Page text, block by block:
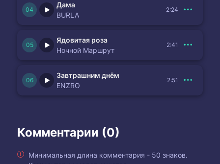
Дама
BURLA
2:24
Ядовитая роза
Ночной Маршрут
2:41
Завтрашним днём
ENZRO
2:51
Комментарии (0)
Минимальная длина комментария - 50 знаков.